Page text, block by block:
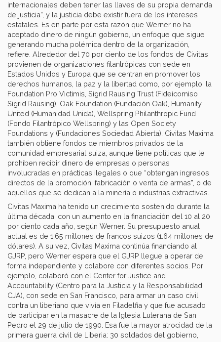
internacionales deben tener las llaves de su propia demanda
de justicia”, y la justicia debe existir fuera de los intereses
estatales. Es en parte por esta razón que Werner no ha
aceptado dinero de ningún gobierno, un enfoque que sigue
generando mucha polémica dentro de la organización,
refiere. Alrededor del 70 por ciento de los fondos de Civitas
provienen de organizaciones filantrópicas con sede en
Estados Unidos y Europa que se centran en promover los
derechos humanos, la paz y la libertad como, por ejemplo, la
Foundation Pro Victimis, Sigrid Rausing Trust (Fideicomiso
Sigrid Rausing), Oak Foundation (Fundación Oak), Humanity
United (Humanidad Unida), Wellspring Philanthropic Fund
(Fondo Filantrópico Wellspring) y las Open Society
Foundations y (Fundaciones Sociedad Abierta). Civitas Maxima
también obtiene fondos de miembros privados de la
comunidad empresarial suiza, aunque tiene políticas que le
prohíben recibir dinero de empresas o personas
involucradas en prácticas ilegales o que “obtengan ingresos
directos de la promoción, fabricación o venta de armas”, o de
aquellos que se dedican a la minería o industrias extractivas.
Civitas Maxima ha tenido un crecimiento sostenido durante la
última década, con un aumento en la financiación del 10 al 20
por ciento cada año, según Werner. Su presupuesto anual
actual es de 1.65 millones de francos suizos (1.64 millones de
dólares). A su vez, Civitas Maxima continúa financiando al
GJRP, pero Werner espera que el GJRP llegue a operar de
forma independiente y colabore con diferentes socios. Por
ejemplo, colaboró con el Center for Justice and
Accountability (Centro para la Justicia y la Responsabilidad,
CJA), con sede en San Francisco, para armar un caso civil
contra un liberiano que vivía en Filadelfia y que fue acusado
de participar en la masacre de la Iglesia Luterana de San
Pedro el 29 de julio de 1990. Esa fue la mayor atrocidad de la
primera guerra civil de Liberia: 30 soldados del gobierno,